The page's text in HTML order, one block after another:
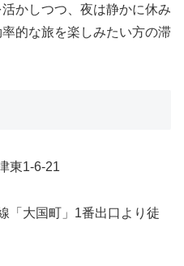
かしつつ、夜は静かに休み
的な旅を楽しみたい方の滞
東1-6-21
「大国町」1番出口より徒